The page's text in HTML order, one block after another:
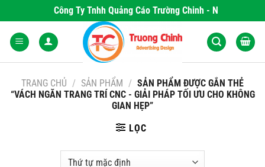
to
content
Công Ty Tnhh Quảng Cáo Trường Chinh - Nơi Khơi
TRANG CHỦ / SẢN PHẨM / SẢN PHẨM ĐƯỢC GẮN THẺ
“VÁCH NGĂN TRANG TRÍ CNC - GIẢI PHÁP TỐI ƯU CHO KHÔNG
GIAN HẸP”
LỌC